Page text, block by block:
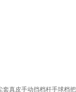
真皮手动挡档杆手球档